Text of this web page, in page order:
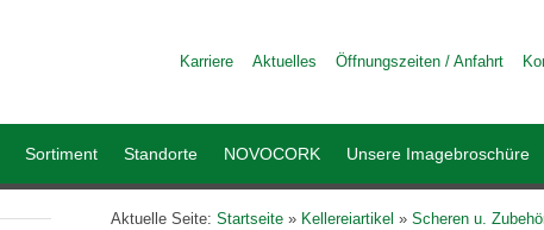
Karriere Aktuelles Öffnungszeiten / Anfahrt
Sortiment Standorte NOVOCORK Unsere Imagebroschüre
Aktuelle Seite: Startseite » Kellereiartikel » Scheren u.